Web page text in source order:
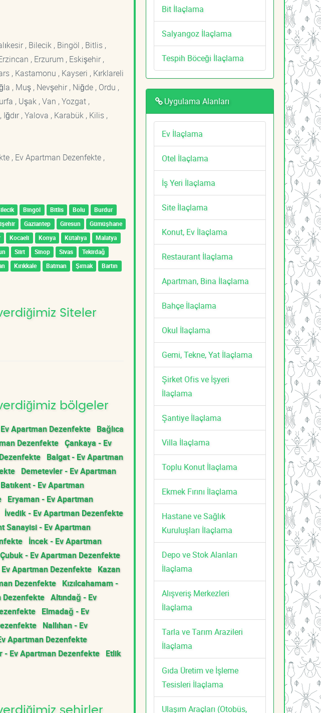
, Bilecik , Bingöl , Bitlis ,
, Erzurum , Eskişehir ,
, Kastamonu , Kayseri , Kırklareli
, Muş , Nevşehir , Niğde , Ordu ,
, Uşak , Van , Yozgat ,
, Yalova , Karabük , Kilis ,
, Ev Apartman Dezenfekte ,
Bingöl Bitlis Bolu
Burdur
Gaziantep Giresun
Gümüşhane
Kocaeli Konya Kütahya
Malatya
Siirt Sinop Sivas
Tekirdağ
Kırıkkale Batman Şırnak
Bartın
Siteler
bölgeler
Apartman Dezenfekte Bağlıca
Dezenfekte Çankaya - Ev
Balgat - Ev Apartman
Demetevler - Ev Apartman
Batıkent - Ev Apartman
Eryaman - Ev Apartman
İvedik - Ev Apartman Dezenfekte
Sanayisi - Ev Apartman
İncek - Ev Apartman
Çubuk - Ev Apartman Dezenfekte
Apartman Dezenfekte Kazan
Dezenfekte Kızılcahamam -
Dezenfekte Altındağ - Ev
Elmadağ - Ev
Nallıhan - Ev
Apartman Dezenfekte
- Ev Apartman Dezenfekte Etlik
şehirler
Bit İlaçlama
Salyangoz İlaçlama
Tespih Böceği İlaçlama
Uygulama Alanları
Ev İlaçlama
Otel İlaçlama
İş Yeri İlaçlama
Site İlaçlama
Konut, Ev İlaçlama
Restaurant İlaçlama
Apartman, Bina İlaçlama
Bahçe İlaçlama
Okul İlaçlama
Gemi, Tekne, Yat İlaçlama
Şirket Ofis ve İşyeri
İlaçlama
Şantiye İlaçlama
Villa İlaçlama
Toplu Konut İlaçlama
Ekmek Fırını İlaçlama
Hastane ve Sağlık
Kuruluşları İlaçlama
Depo ve Stok Alanları
İlaçlama
Alışveriş Merkezleri
İlaçlama
Tarla ve Tarım Arazileri
İlaçlama
Gıda Üretim ve İşleme
Tesisleri İlaçlama
Ulaşım Araçları (Otobüs,